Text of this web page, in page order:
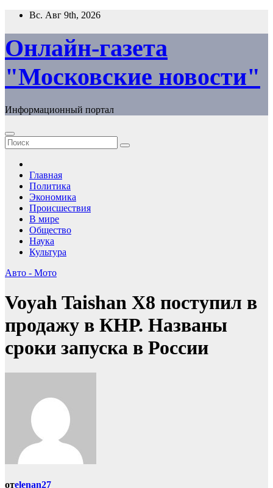
Перейти
содержимому
Вс. Авг 9th, 2026
Онлайн-газета
"Московские новости"
Информационный портал
Главная
Политика
Экономика
Происшествия
В мире
Общество
Наука
Культура
Авто - Мото
Voyah Taishan X8 поступил в
продажу в КНР. Названы
сроки запуска в России
отelenan27